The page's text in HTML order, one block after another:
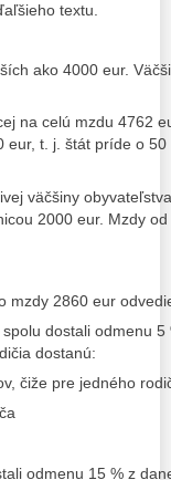
textu.
ako 4000 eur.
na celú mzdu 4762
t. j. štát príde o
väčšiny
2000 eur. Mzdy
mzdy 2860 eur
dostali odmenu
dostanú:
čiže pre jedného
odmenu 15 % z